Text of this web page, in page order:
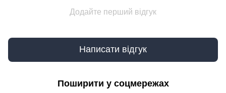
Додайте перший відгук
Написати відгук
Поширити у соцмережах